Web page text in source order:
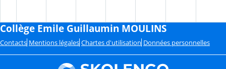
Collège Emile Guillaumin MOULINS
Contacts Mentions légales Chartes d'utilisation Données personnelles